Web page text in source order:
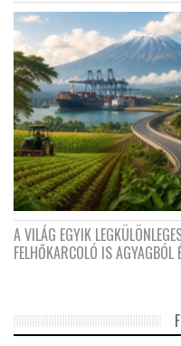
A VILÁG EGYIK
FELHŐKARCOLÓ IS AGYAGBÓL